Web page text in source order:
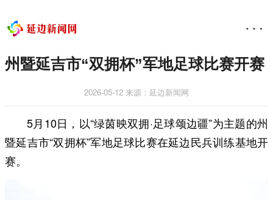
州暨延吉市“双拥杯”军地足球比赛开赛
2026-05-12 来源：延边新闻网
5月10日，以“绿茵映双拥·足球颂边疆”为主题的州
暨延吉市“双拥杯”军地足球比赛在延边民兵训练基地开
赛。